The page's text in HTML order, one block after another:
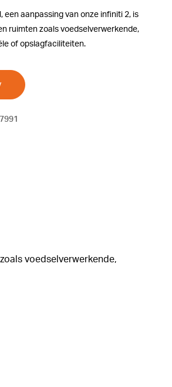
aanpassing van onze infiniti 2, is
ruimten zoals voedselverwerkende,
of opslagfaciliteiten.
voedselverwerkende,